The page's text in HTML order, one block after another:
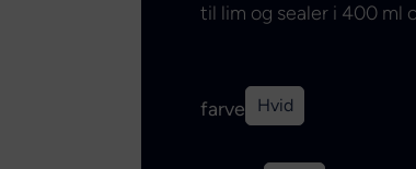
til lim og sealer i 400 ml
farve Hvid